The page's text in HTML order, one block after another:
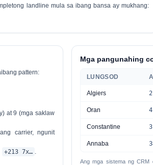
landline mula sa ibang bansa ay mukhang:
pattern:
at 9 (mga saklaw
carrier, ngunit
+213 7x… .
Mga pangunahing
LUNGSOD
Algiers
Oran
Constantine
Annaba
Ang mga sistema ng CRM